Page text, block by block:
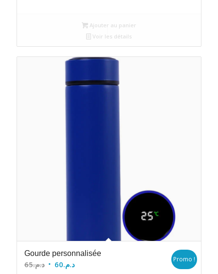
Ajouter au panier
Voir les détails
Gourde personnalisée
د.م.65
Le
د.م.60
Le
Promo !